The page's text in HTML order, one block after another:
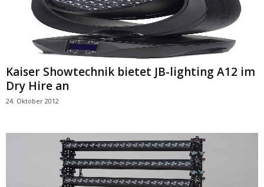
Kaiser Showtechnik bietet JB-lighting A12 im
Dry Hire an
24. Oktober 2012